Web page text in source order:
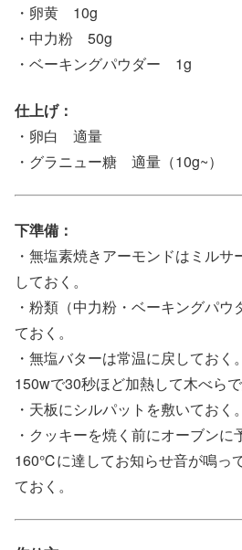
・卵黄 10g
・中力粉 50g
・ベーキングパウダー 1g
仕上げ：
・卵白 適量
・グラニュー糖 適量（10g~）
下準備：
・無塩素焼きアーモンドはミル
しておく。
・粉類（中力粉・ベーキングパ
ておく。
・無塩バターは常温に戻しておく
150wで30秒ほど加熱して木べらで
・天板にシルパットを敷いておく。
・クッキーを焼く前にオーブンに
160℃に達してお知らせ音が鳴っ
ておく。